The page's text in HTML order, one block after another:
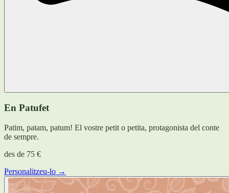
En Patufet
Patim, patam, patum! El vostre petit o petita, protagonista del conte
de sempre.
des de 75 €
Personalitzeu-lo →